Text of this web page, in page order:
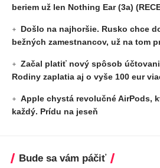
beriem už len Nothing Ear (3a)
Došlo na najhoršie. Rusko chce
bežných zamestnancov, už na tom
Začal platiť nový spôsob
Rodiny zaplatia aj o vyše 100 eur
Apple chystá revolučné AirPods,
každý. Prídu na jeseň
Bude sa vám páčiť